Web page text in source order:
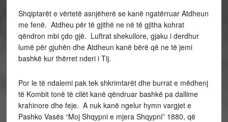
Shqiptarët e vërtetë asnjëherë se kanë ngatërruar Atdheun
me fenë. Atdheu për të gjithë ne në të gjitha kohrat
qëndron mbi çdo gjë. Luftrat shekullore, gjaku i derdhur
lumë për gjuhën dhe Atdheun kanë bërë që ne të jemi
bashkë kur thërret nderi i Tij.
Por le të ndalemi pak tek shkrimtarët dhe burrat e mëdhenj
të Kombit tonë të cilët kanë qëndruar bashkë pa dallime
krahinore dhe feje. A nuk kanë ngelur hymn vargjet e
Pashko Vasës “Moj Shqypni e mjera Shqypni” 1880, që